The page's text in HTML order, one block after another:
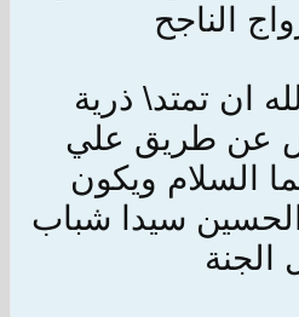
الناجح
ان تمتد\ ذرية
عن طريق علي
السلام ويكون
سيدا شباب
الجنة